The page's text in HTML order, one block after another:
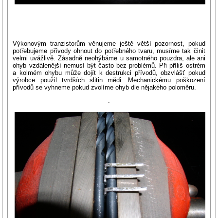
Výkonovým tranzistorům věnujeme ještě větší pozornost, pokud
potřebujeme přívody ohnout do potřebného tvaru, musíme tak činit
velmi uvážlivě. Zásadně neohýbáme u samotného pouzdra, ale ani
ohyb vzdálenější nemusí být často bez problémů. Při příliš ostrém
a kolmém ohybu může dojít k destrukci přívodů, obzvlášť pokud
výrobce použil tvrdších slitin mědi. Mechanickému poškození
přívodů se vyhneme pokud zvolíme ohyb dle nějakého poloměru.
.